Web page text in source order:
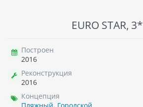
EURO STAR, 3*
Построен
2016
Реконструкция
2016
Концепция